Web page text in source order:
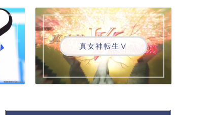
真女神転生Ⅴ